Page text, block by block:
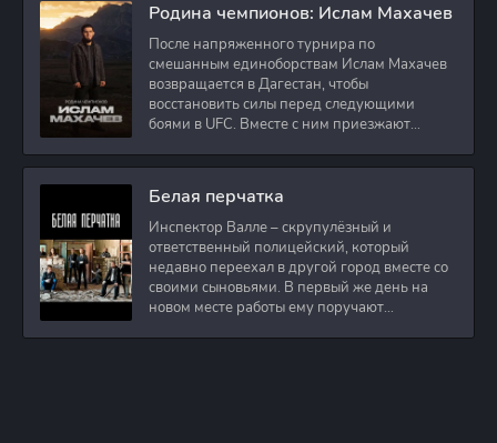
Родина чемпионов: Ислам Махачев
После напряженного турнира по
смешанным единоборствам Ислам Махачев
возвращается в Дагестан, чтобы
восстановить силы перед следующими
боями в UFC. Вместе с ним приезжают
Белая перчатка
Инспектор Валле – скрупулёзный и
ответственный полицейский, который
недавно переехал в другой город вместе со
своими сыновьями. В первый же день на
новом месте работы ему поручают